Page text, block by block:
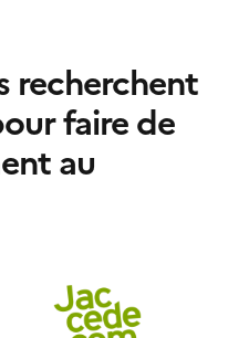
recherchent
faire de
au